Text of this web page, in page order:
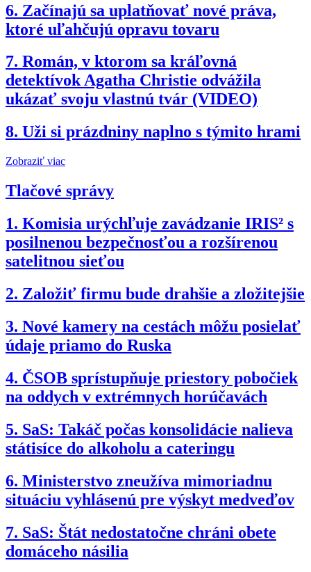
6. Začínajú sa uplatňovať nové práva,
ktoré uľahčujú opravu tovaru
7. Román, v ktorom sa kráľovná
detektívok Agatha Christie odvážila
ukázať svoju vlastnú tvár (VIDEO)
8. Uži si prázdniny naplno s týmito hrami
Zobraziť viac
Tlačové správy
1. Komisia urýchľuje zavádzanie IRIS² s
posilnenou bezpečnosťou a rozšírenou
satelitnou sieťou
2. Založiť firmu bude drahšie a zložitejšie
3. Nové kamery na cestách môžu posielať
údaje priamo do Ruska
4. ČSOB sprístupňuje priestory pobočiek
na oddych v extrémnych horúčavách
5. SaS: Takáč počas konsolidácie nalieva
státisíce do alkoholu a cateringu
6. Ministerstvo zneužíva mimoriadnu
situáciu vyhlásenú pre výskyt medveďov
7. SaS: Štát nedostatočne chráni obete
domáceho násilia